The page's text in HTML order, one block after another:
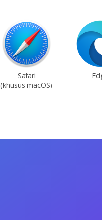
Safari
(khusus macOS)